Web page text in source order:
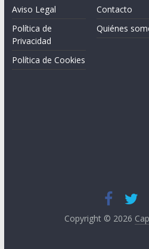
Aviso Legal
Política de
Privacidad
Política de Cookies
Contacto
Quiénes
Copyright © 2026